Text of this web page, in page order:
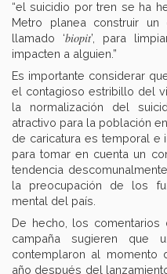
“el suicidio por tren se ha
Metro planea construir
llamado ‘biopit’, para
impacten a alguien.”
Es importante considerar
el contagioso estribillo del
la normalización del
atractivo para la población
de caricatura es temporal e
para tomar en cuenta un
tendencia
la preocupación de los
mental del país.
De hecho, los
campaña sugieren
contemplaron al momento
año después del